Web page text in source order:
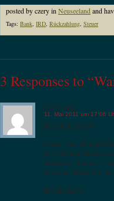
posted by czery in Neuseelandand
Tags: Bank, IRD, Rückzahlung, Steuer
3 Responses to
caro sagt:
11. Mai 2011 um 17:06
Hey ihr Lieben!
Hach, wie ich eure
Ich wollte noch dazu
wenig an Steuern
erwartet. Naja, für
Drück euch!